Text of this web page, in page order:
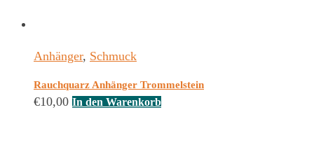
Anhänger, Schmuck
Rauchquarz Anhänger Trommelstein
€10,00 In den Warenkorb